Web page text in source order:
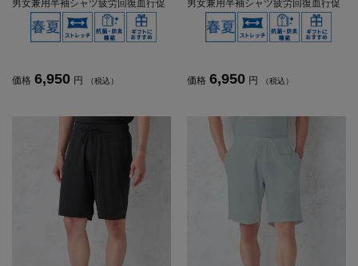
男女兼用半袖シャツ疲労回復血行促
進遠赤外線快眠NANOMIX(R)【一般
医療機器】SS～LLサイズ
価格 6,950 円 （税込）
男女兼用半袖シャツ疲労回復血行促
進遠赤外線快眠NANOMIX(R)【一般
医療機器】SS～LLサイズ
価格 6,950 円 （税込）